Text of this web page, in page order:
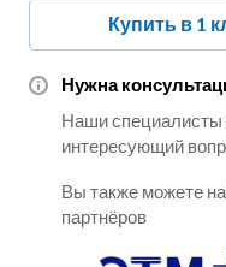
Купить в 1
Нужна
Наши специалисты
интересующий
Вы также можете
партнёров